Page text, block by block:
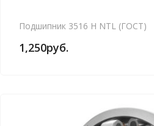
Подшипник 3516 Н NTL (ГОСТ)
1,250руб.